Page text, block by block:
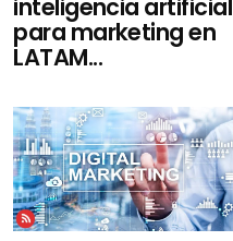
inteligencia artificial
para marketing en
LATAM...